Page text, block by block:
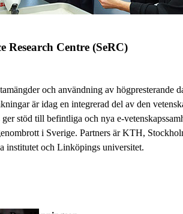
Research Centre (SeRC)
och användning av högpresterande
är idag en integrerad del av den
stöd till befintliga och nya e-
i Sverige. Partners är KTH,
institutet och Linköpings universitet.